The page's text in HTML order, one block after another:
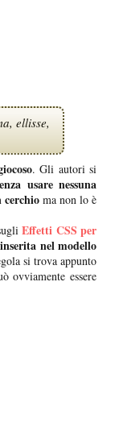
ellisse,
. Gli autori si
usare nessuna
ma non lo è
Effetti CSS per
inserita nel modello
si trova appunto
ovviamente essere